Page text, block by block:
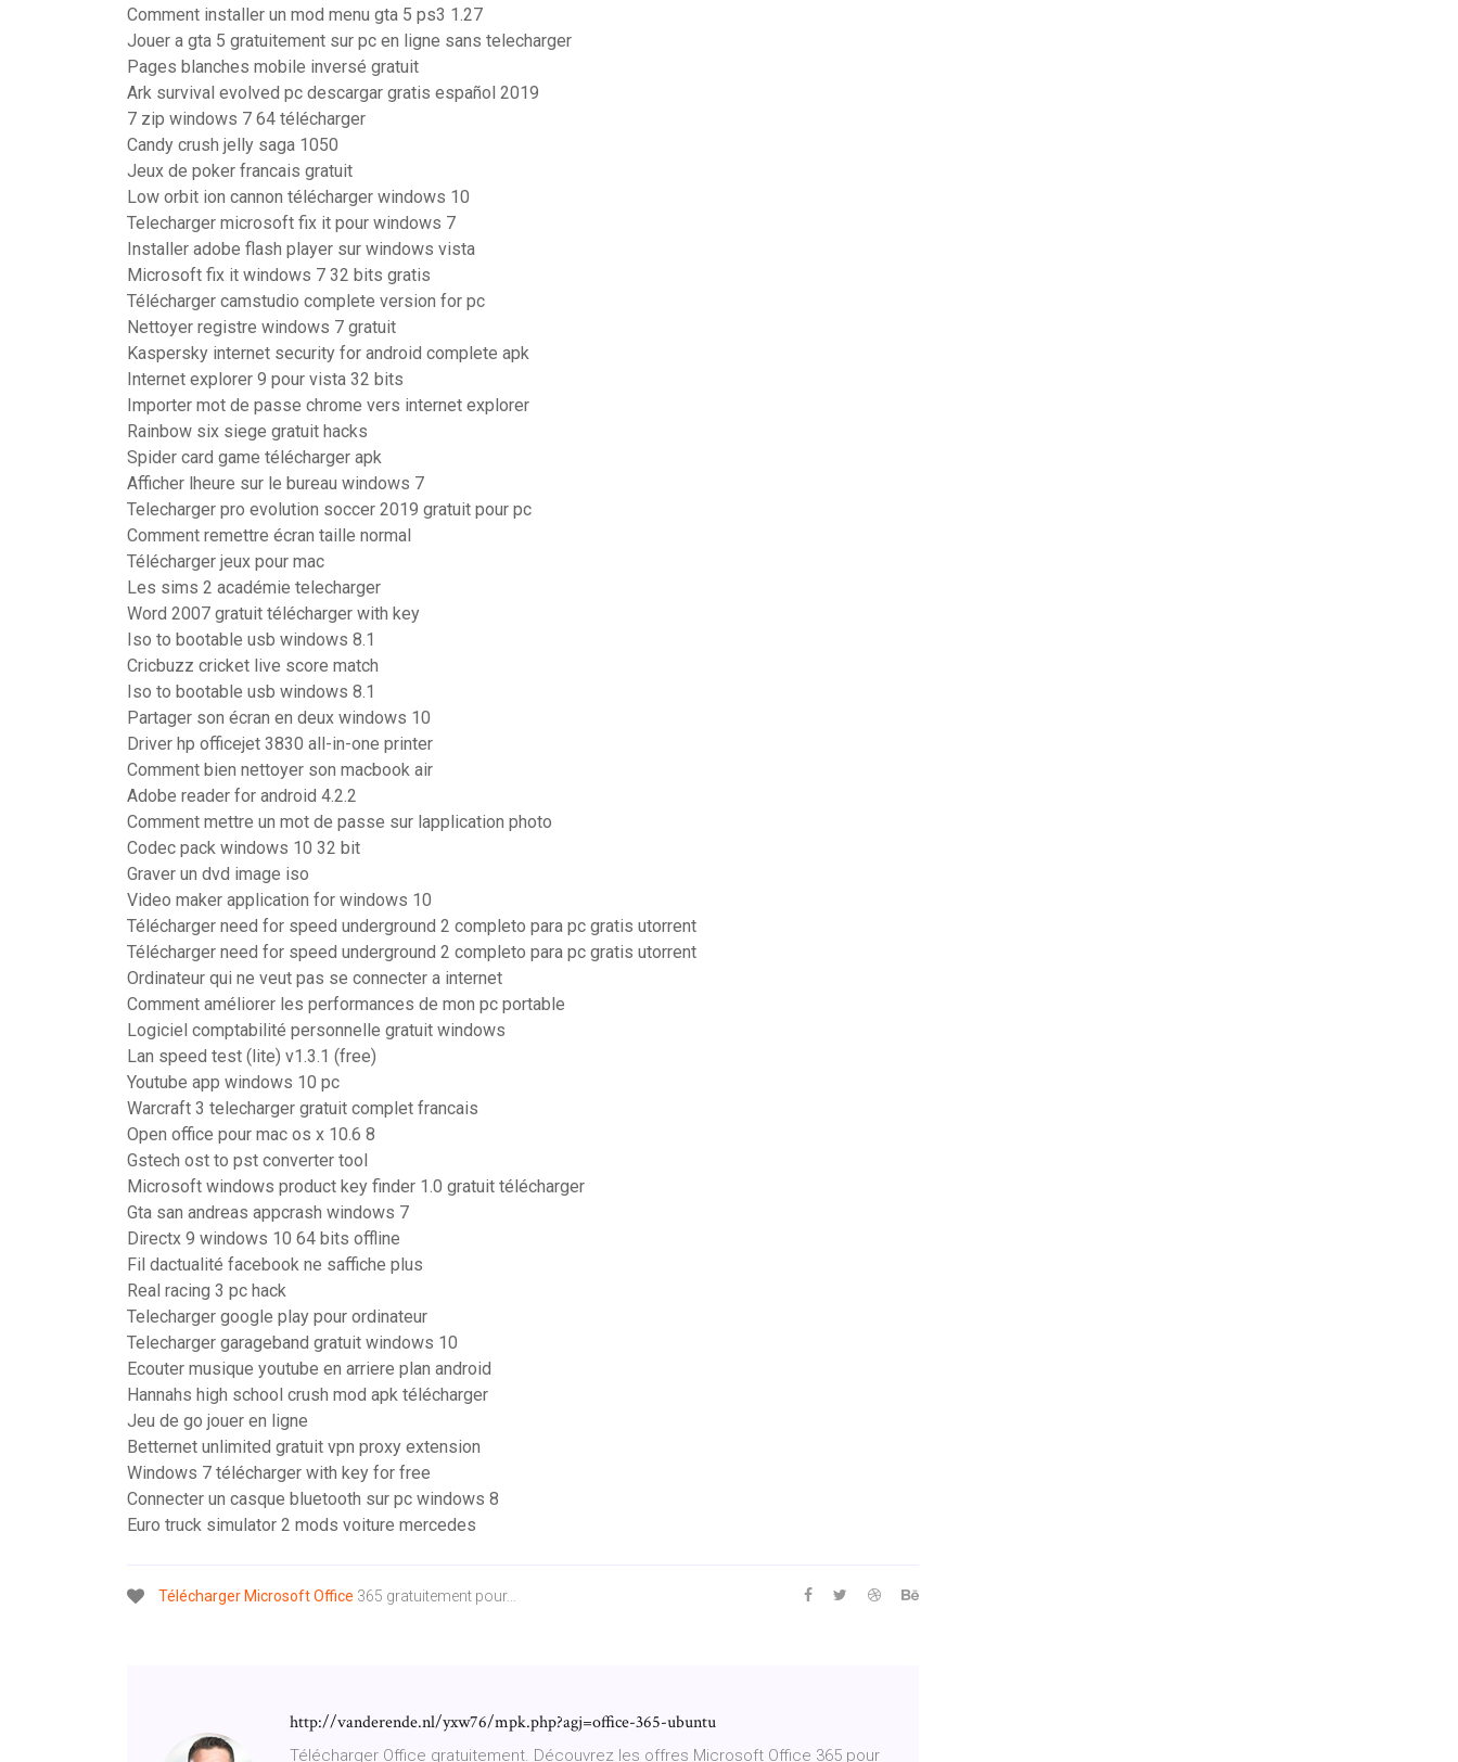
Comment installer un mod menu gta 5 ps3 1.27
Jouer a gta 5 gratuitement sur pc en ligne sans telecharger
Pages blanches mobile inversé gratuit
Ark survival evolved pc descargar gratis español 2019
7 zip windows 7 64 télécharger
Candy crush jelly saga 1050
Jeux de poker francais gratuit
Low orbit ion cannon télécharger windows 10
Telecharger microsoft fix it pour windows 7
Installer adobe flash player sur windows vista
Microsoft fix it windows 7 32 bits gratis
Télécharger camstudio complete version for pc
Nettoyer registre windows 7 gratuit
Kaspersky internet security for android complete apk
Internet explorer 9 pour vista 32 bits
Importer mot de passe chrome vers internet explorer
Rainbow six siege gratuit hacks
Spider card game télécharger apk
Afficher lheure sur le bureau windows 7
Telecharger pro evolution soccer 2019 gratuit pour pc
Comment remettre écran taille normal
Télécharger jeux pour mac
Les sims 2 académie telecharger
Word 2007 gratuit télécharger with key
Iso to bootable usb windows 8.1
Cricbuzz cricket live score match
Iso to bootable usb windows 8.1
Partager son écran en deux windows 10
Driver hp officejet 3830 all-in-one printer
Comment bien nettoyer son macbook air
Adobe reader for android 4.2.2
Comment mettre un mot de passe sur lapplication photo
Codec pack windows 10 32 bit
Graver un dvd image iso
Video maker application for windows 10
Télécharger need for speed underground 2 completo para pc gratis utorrent
Télécharger need for speed underground 2 completo para pc gratis utorrent
Ordinateur qui ne veut pas se connecter a internet
Comment améliorer les performances de mon pc portable
Logiciel comptabilité personnelle gratuit windows
Lan speed test (lite) v1.3.1 (free)
Youtube app windows 10 pc
Warcraft 3 telecharger gratuit complet francais
Open office pour mac os x 10.6 8
Gstech ost to pst converter tool
Microsoft windows product key finder 1.0 gratuit télécharger
Gta san andreas appcrash windows 7
Directx 9 windows 10 64 bits offline
Fil dactualité facebook ne saffiche plus
Real racing 3 pc hack
Telecharger google play pour ordinateur
Telecharger garageband gratuit windows 10
Ecouter musique youtube en arriere plan android
Hannahs high school crush mod apk télécharger
Jeu de go jouer en ligne
Betternet unlimited gratuit vpn proxy extension
Windows 7 télécharger with key for free
Connecter un casque bluetooth sur pc windows 8
Euro truck simulator 2 mods voiture mercedes
Télécharger MicrosoftOffice 365 gratuitement pour…
http://vanderende.nl/yxw76/mpk.php?agj=office-365-ubuntu
Télécharger Office gratuitement. Découvrez les offres Microsoft Office 365 pour